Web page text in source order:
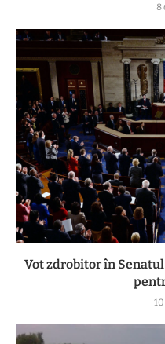
8
Vot zdrobitor în Senatul